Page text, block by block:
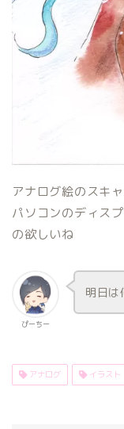
アナログ絵のスキ
パソコンのディス
の欲しいね
ぴーちー
明日は
アナログ イラスト